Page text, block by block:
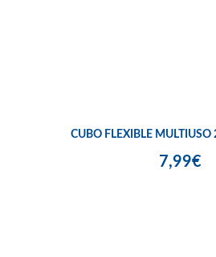
CUBO FLEXIBLE MULTIUSO
7,99€